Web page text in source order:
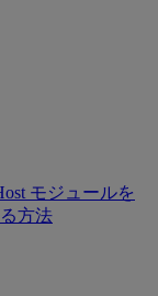
モジュールを
方法